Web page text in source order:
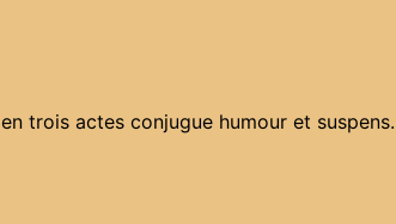
trois actes conjugue humour et suspens.